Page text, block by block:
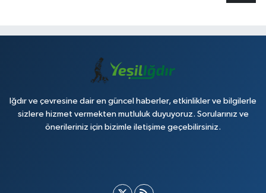
Iğdır ve çevresine dair en güncel haberler, etkinlikler ve bilgilerle
sizlere hizmet vermekten mutluluk duyuyoruz. Sorularınız ve
önerileriniz için bizimle iletişime geçebilirsiniz.